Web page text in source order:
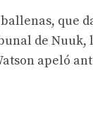
que
de Nuuk,
apeló